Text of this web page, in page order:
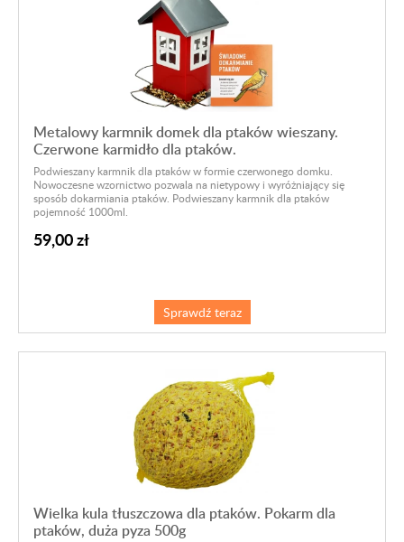
Metalowy karmnik domek dla ptaków wieszany.
Czerwone karmidło dla ptaków.
Podwieszany karmnik dla ptaków w formie czerwonego domku.
Nowoczesne wzornictwo pozwala na nietypowy i wyróżniający się
sposób dokarmiania ptaków. Podwieszany karmnik dla ptaków
pojemność 1000ml.
59,00 zł
Sprawdź teraz
Wielka kula tłuszczowa dla ptaków. Pokarm dla
ptaków, duża pyza 500g